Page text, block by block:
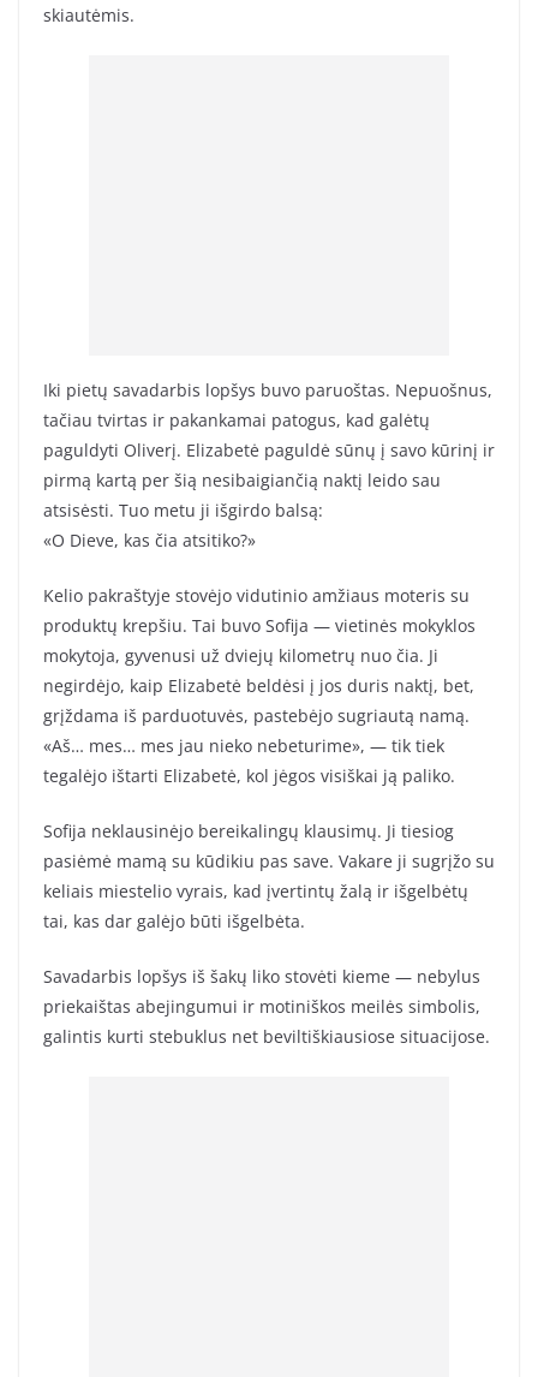
skiautėmis.
Iki pietų savadarbis lopšys buvo paruoštas. Nepuošnus,
tačiau tvirtas ir pakankamai patogus, kad galėtų
paguldyti Oliverį. Elizabetė paguldė sūnų į savo kūrinį ir
pirmą kartą per šią nesibaigiančią naktį leido sau
atsisėsti. Tuo metu ji išgirdo balsą:
«O Dieve, kas čia atsitiko?»
Kelio pakraštyje stovėjo vidutinio amžiaus moteris su
produktų krepšiu. Tai buvo Sofija — vietinės mokyklos
mokytoja, gyvenusi už dviejų kilometrų nuo čia. Ji
negirdėjo, kaip Elizabetė beldėsi į jos duris naktį, bet,
grįždama iš parduotuvės, pastebėjo sugriautą namą.
«Aš… mes… mes jau nieko nebeturime», — tik tiek
tegalėjo ištarti Elizabetė, kol jėgos visiškai ją paliko.
Sofija neklausinėjo bereikalingų klausimų. Ji tiesiog
pasiėmė mamą su kūdikiu pas save. Vakare ji sugrįžo su
keliais miestelio vyrais, kad įvertintų žalą ir išgelbėtų
tai, kas dar galėjo būti išgelbėta.
Savadarbis lopšys iš šakų liko stovėti kieme — nebylus
priekaištas abejingumui ir motiniškos meilės simbolis,
galintis kurti stebuklus net beviltiškiausiose situacijose.